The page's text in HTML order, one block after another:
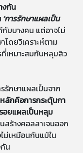
งกัน
‘การรักษาแผลเป็น
บบางคน แต่อาจไม่
ดยวิเคราะห์ตาม
เหมาะสมกับหลุมสิว
รรักษาแผลเป็นจาก
ลักคือการกระตุ้นกา
อยแผลเป็นหลุม
ร้างคอลลาเจนออก
เหมือนกันแม้ใน
น